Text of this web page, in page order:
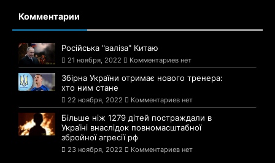
Комментарии
Російська "валіза" Китаю
21 ноября, 2022 Комментариев нет
Збірна України отримає нового тренера:
хто ним стане
22 ноября, 2022 Комментариев нет
Більше ніж 1279 дітей постраждали в
Україні внаслідок повномасштабної
збройної агресії рф
23 ноября, 2022 Комментариев нет